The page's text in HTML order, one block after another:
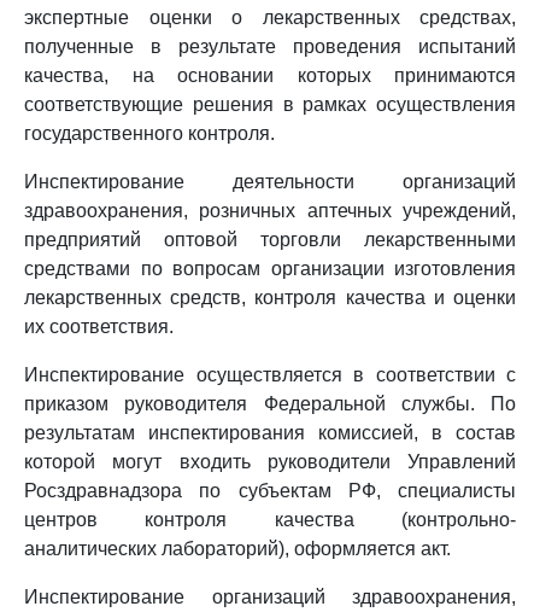
экспертные оценки о лекарственных средствах,
полученные в результате проведения испытаний
качества, на основании которых принимаются
соответствующие решения в рамках осуществления
государственного контроля.
Инспектирование деятельности организаций
здравоохранения, розничных аптечных учреждений,
предприятий оптовой торговли лекарственными
средствами по вопросам организации изготовления
лекарственных средств, контроля качества и оценки
их соответствия.
Инспектирование осуществляется в соответствии с
приказом руководителя Федеральной службы. По
результатам инспектирования комиссией, в состав
которой могут входить руководители Управлений
Росздравнадзора по субъектам РФ, специалисты
центров контроля качества (контрольно-
аналитических лабораторий), оформляется акт.
Инспектирование организаций здравоохранения,